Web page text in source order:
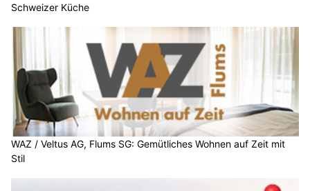
Schweizer Küche
WAZ / Veltus AG, Flums SG: Gemütliches Wohnen auf Zeit mit
Stil